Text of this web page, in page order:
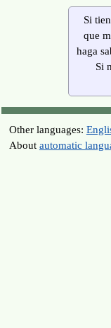
Si
que
haga
Si
Other languages:
About automatic